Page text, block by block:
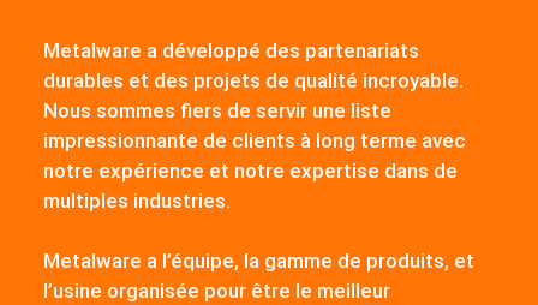
Metalware a développé des partenariats
durables et des projets de qualité incroyable.
Nous sommes fiers de servir une liste
impressionnante de clients à long terme avec
notre expérience et notre expertise dans de
multiples industries.
Metalware a l’équipe, la gamme de produits, et
l’usine organisée pour être le meilleur